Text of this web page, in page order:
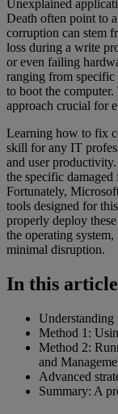
Unexplained
Death often point to
corruption can stem
loss during a write
or even failing
ranging from
to boot the
approach crucial for
Learning how to fix
skill for any IT
and user
the specific
Fortunately,
tools designed for
properly deploy
the operating
minimal disruption.
In this article
Understanding
Method 1:
Method 2:
and
Advanced
Summary: A